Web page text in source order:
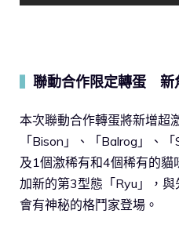
聯動合作限定轉蛋 新
本次聯動合作轉蛋將新增超
「Bison」、「Balrog」、
及1個激稀有和4個稀有的貓
加新的第3型態「Ryu」，
會有神秘的格鬥家登場。